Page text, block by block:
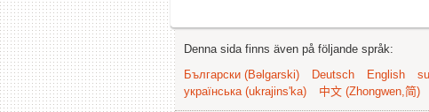
Denna sida finns även på följande språk:
Български (Bəlgarski)
Deutsch English
українська (ukrajins'ka)
中文 (Zhongwen,简)